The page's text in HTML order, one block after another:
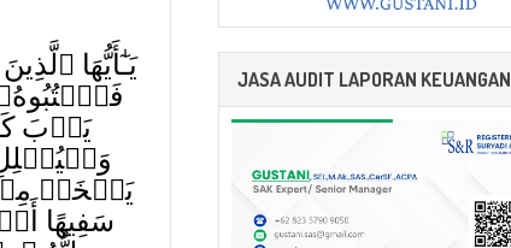
يَـٰٓأَيُّهَا
يَأۡبَ
يَبۡخَسۡ
سَفِيهًا
JASA AUDIT LAPORAN KEUANGAN